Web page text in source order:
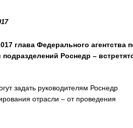
глава Федерального агентства
Роснедр –
задать руководителям Роснедр
отрасли – от проведения